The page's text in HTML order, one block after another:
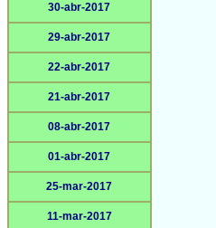
30-abr-2017
29-abr-2017
22-abr-2017
21-abr-2017
08-abr-2017
01-abr-2017
25-mar-2017
11-mar-2017